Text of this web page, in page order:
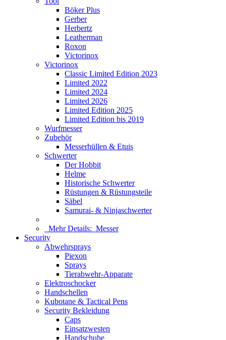
Böker Plus
Gerber
Herbertz
Leatherman
Roxon
Victorinox
Victorinox
Classic Limited Edition 2023
Limited 2022
Limited 2024
Limited 2026
Limited Edition 2025
Limited Edition bis 2019
Wurfmesser
Zubehör
Messerhüllen & Etuis
Schwerter
Der Hobbit
Helme
Historische Schwerter
Rüstungen & Rüstungsteile
Säbel
Samurai- & Ninjaschwerter
Mehr Details: Messer
Security
Abwehrsprays
Piexon
Sprays
Tierabwehr-Apparate
Elektroschocker
Handschellen
Kubotane & Tactical Pens
Security Bekleidung
Caps
Einsatzwesten
Handschuhe